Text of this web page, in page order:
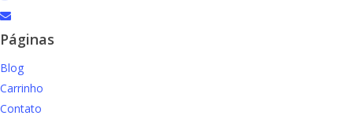
email
Páginas
Blog
Carrinho
Contato